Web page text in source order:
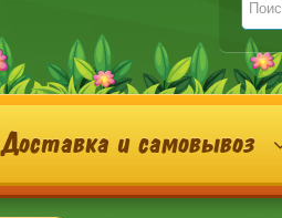
Доставка и самовывоз